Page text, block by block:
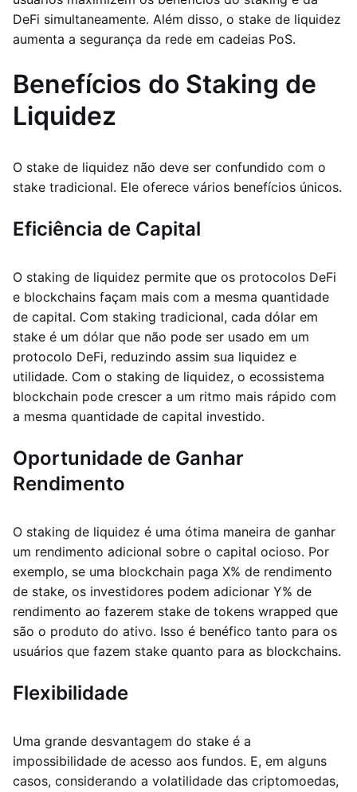
DeFi simultaneamente. Além disso, o stake de liquidez
aumenta a segurança da rede em cadeias PoS.
Benefícios do Staking de
Liquidez
O stake de liquidez não deve ser confundido com o
stake tradicional. Ele oferece vários benefícios únicos.
Eficiência de Capital
O staking de liquidez permite que os protocolos DeFi
e blockchains façam mais com a mesma quantidade
de capital. Com staking tradicional, cada dólar em
stake é um dólar que não pode ser usado em um
protocolo DeFi, reduzindo assim sua liquidez e
utilidade. Com o staking de liquidez, o ecossistema
blockchain pode crescer a um ritmo mais rápido com
a mesma quantidade de capital investido.
Oportunidade de Ganhar
Rendimento
O staking de liquidez é uma ótima maneira de ganhar
um rendimento adicional sobre o capital ocioso. Por
exemplo, se uma blockchain paga X% de rendimento
de stake, os investidores podem adicionar Y% de
rendimento ao fazerem stake de tokens wrapped que
são o produto do ativo. Isso é benéfico tanto para os
usuários que fazem stake quanto para as blockchains.
Flexibilidade
Uma grande desvantagem do stake é a
impossibilidade de acesso aos fundos. E, em alguns
casos, considerando a volatilidade das criptomoedas,